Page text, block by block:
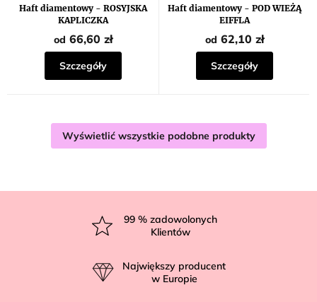
Haft diamentowy - ROSYJSKA
KAPLICZKA
od 66,60 zł
Szczegóły
Haft diamentowy - POD WIEŻĄ
EIFFLA
od 62,10 zł
Szczegóły
Wyświetlić wszystkie podobne produkty
99 % zadowolonych
Klientów
Największy producent
w Europie